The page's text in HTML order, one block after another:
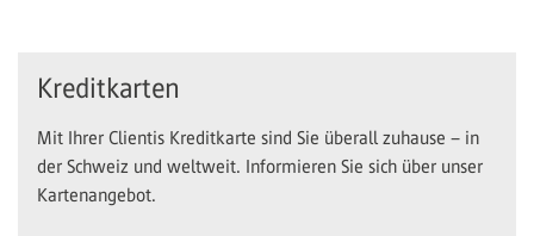
Kreditkarten
Mit Ihrer Clientis Kreditkarte sind Sie überall zuhause – in
der Schweiz und weltweit. Informieren Sie sich über unser
Kartenangebot.